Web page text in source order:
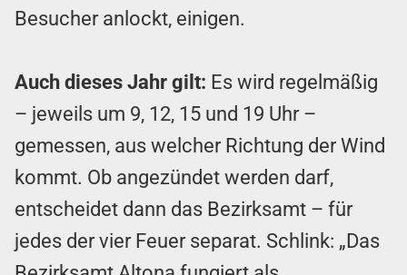
Besucher anlockt, einigen.
Auch dieses Jahr gilt: Es wird regelmäßig
– jeweils um 9, 12, 15 und 19 Uhr –
gemessen, aus welcher Richtung der Wind
kommt. Ob angezündet werden darf,
entscheidet dann das Bezirksamt – für
jedes der vier Feuer separat. Schlink: „Das